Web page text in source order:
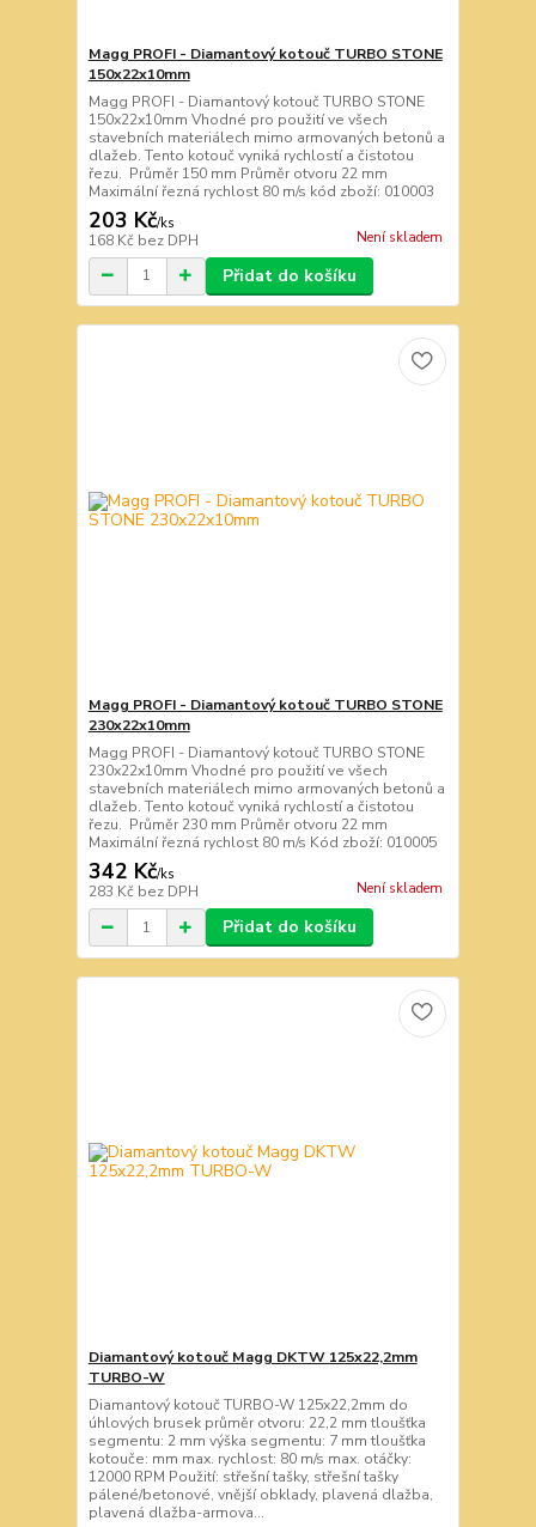
Magg PROFI - Diamantový kotouč TURBO STONE
150x22x10mm
Magg PROFI - Diamantový kotouč TURBO STONE
150x22x10mm Vhodné pro použití ve všech
stavebních materiálech mimo armovaných betonů a
dlažeb. Tento kotouč vyniká rychlostí a čistotou
řezu. Průměr 150 mm Průměr otvoru 22 mm
Maximální řezná rychlost 80 m/s kód zboží: 010003
203 Kč/ks
168 Kč bez DPH Není skladem
Přidat do košíku
Magg PROFI - Diamantový kotouč TURBO STONE
230x22x10mm
Magg PROFI - Diamantový kotouč TURBO STONE
230x22x10mm Vhodné pro použití ve všech
stavebních materiálech mimo armovaných betonů a
dlažeb. Tento kotouč vyniká rychlostí a čistotou
řezu. Průměr 230 mm Průměr otvoru 22 mm
Maximální řezná rychlost 80 m/s Kód zboží: 010005
342 Kč/ks
283 Kč bez DPH Není skladem
Přidat do košíku
Diamantový kotouč Magg DKTW 125x22,2mm
TURBO-W
Diamantový kotouč TURBO-W 125x22,2mm do
úhlových brusek průměr otvoru: 22,2 mm tloušťka
segmentu: 2 mm výška segmentu: 7 mm tloušťka
kotouče: mm max. rychlost: 80 m/s max. otáčky:
12000 RPM Použití: střešní tašky, střešní tašky
pálené/betonové, vnější obklady, plavená dlažba,
plavená dlažba-armova...